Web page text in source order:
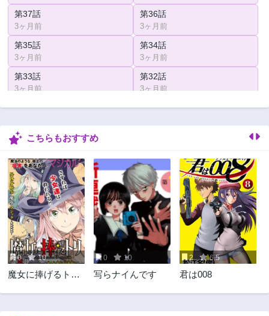
第37話
3ヶ月前
第36話
3ヶ月前
第35話
3ヶ月前
第34話
3ヶ月前
第33話
3ヶ月前
第32話
3ヶ月前
第31話 第30話
第29話
第27話
3ヶ月前
第26話
3ヶ月前
第25話
3ヶ月前
第24話
3ヶ月前
第23話
3ヶ月前
第22話
3ヶ月前
第21話
3ヶ月前
第20話
3ヶ月前
第19話 第18話
こちらもおすすめ
0 10
魔女に捧げるトリ
0 10
写らナイんです
2 6.5
君は008